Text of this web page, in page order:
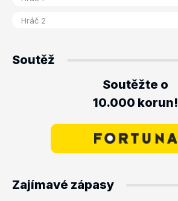
Soutěž
Soutěžte o
10.000 korun!
Zajímavé zápasy